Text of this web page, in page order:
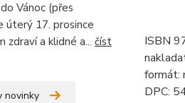
Vánoc (přes
úterý 17. prosince
zdraví a klidné a... číst
novinky
ISBN
formát:
DPC: